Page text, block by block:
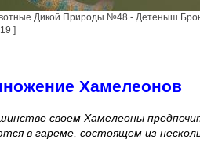
Дикой Природы №48 - Детеныш
]
Хамелеонов
своем Хамелеоны
в гареме, состоящем из